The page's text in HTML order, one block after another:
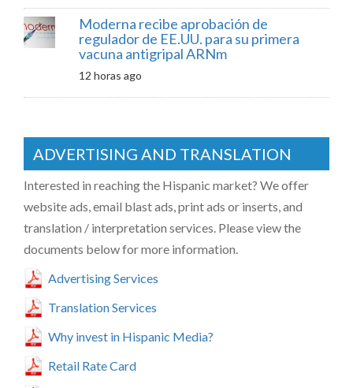
Moderna recibe aprobación de
regulador de EE.UU. para su primera
vacuna antigripal ARNm
12 horas ago
ADVERTISING AND TRANSLATION
Interested in reaching the Hispanic market? We offer
website ads, email blast ads, print ads or inserts, and
translation / interpretation services. Please view the
documents below for more information.
Advertising Services
Translation Services
Why invest in Hispanic Media?
Retail Rate Card